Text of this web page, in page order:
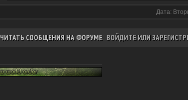
Дата:
ЧИТАТЬ СООБЩЕНИЯ НА ФОРУМЕ ВОЙДИТЕ ИЛИ